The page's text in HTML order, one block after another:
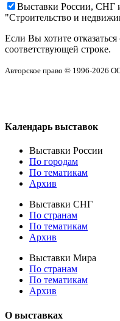
Выставки России, СНГ
"Строительство и
Если Вы хотите
соответствующей строке.
Авторское право © 1996-2026
Календарь выставок
Выставки России
По городам
По тематикам
Архив
Выставки СНГ
По странам
По тематикам
Архив
Выставки Мира
По странам
По тематикам
Архив
О выставках